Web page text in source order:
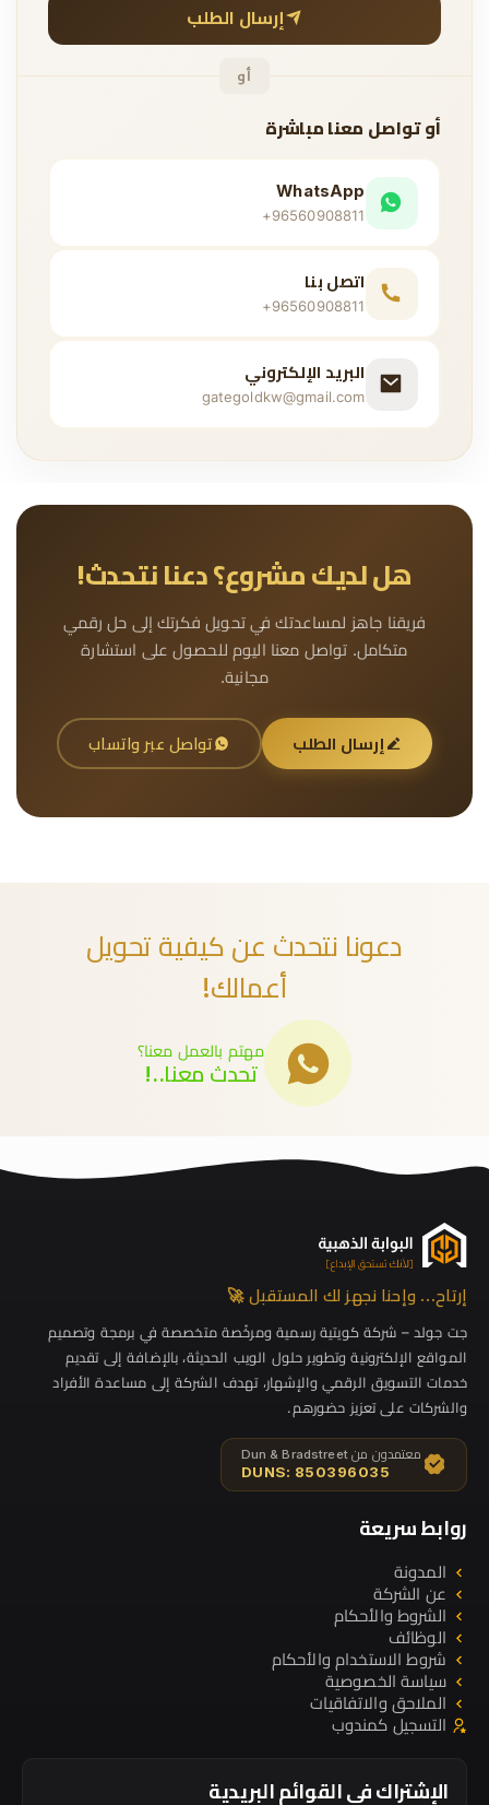
إرسال الطلب
أو
أو تواصل معنا مباشرة
WhatsApp
+96560908811
اتصل بنا
+96560908811
البريد الإلكتروني
gategoldkw@gmail.com
هل لديك مشروع؟ دعنا نتحدث!
فريقنا جاهز لمساعدتك في تحويل فكرتك إلى حل رقمي
متكامل. تواصل معنا اليوم للحصول على استشارة
مجانية.
إرسال الطلب تواصل عبر واتساب
دعونا نتحدث عن كيفية تحويل
أعمالك!
مهتم بالعمل معنا؟
تحدث معنا..!
إرتاح… وإحنا نجهز لك المستقبل 🚀
جت جولد – شركة كويتية رسمية ومرخّصة متخصصة في برمجة وتصميم
المواقع الإلكترونية وتطوير حلول الويب الحديثة، بالإضافة إلى تقديم
خدمات التسويق الرقمي والإشهار، تهدف الشركة إلى مساعدة الأفراد
والشركات على تعزيز حضورهم.
معتمدون من Dun & Bradstreet
DUNS: 850396035
روابط سريعة
المدونة
عن الشركة
الشروط والأحكام
الوظائف
شروط الاستخدام والأحكام
سياسة الخصوصية
الملاحق والاتفاقيات
التسجيل كمندوب
الإشتراك في القوائم البريدية